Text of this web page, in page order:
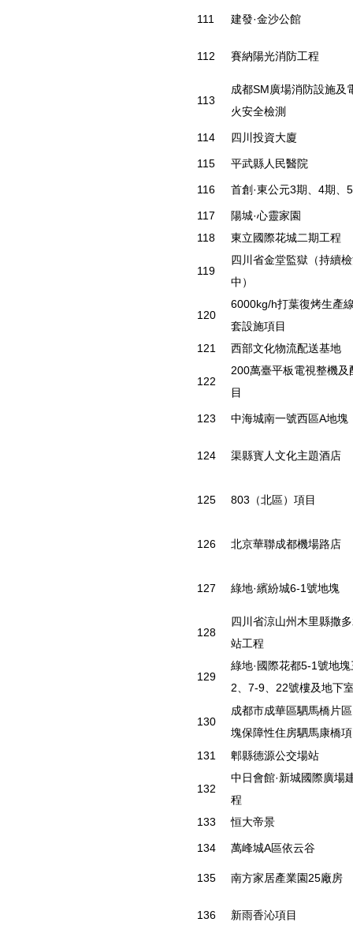
111 建發·金沙公館
112 賽納陽光消防工程
113
成都SM廣場消防設施及
火安全檢測
114 四川投資大廈
115 平武縣人民醫院
116 首創·東公元3期、4期、
117
陽城·心靈家園
118
東立國際花城二期工程
119
四川省金堂監獄（持續
中）
120
6000kg/h打葉復烤生產
套設施項目
121
西部文化物流配送基地
122
200萬臺平板電視整機及
目
123 中海城南一號西區A地塊
124 渠縣寳人文化主題酒店
125 803（北區）項目
126 北京華聯成都機場路店
127 綠地·繽紛城6-1號地塊
128
四川省涼山州木里縣撒
站工程
129
綠地·國際花都5-1號地
2、7-9、22號樓及地下
130
成都市成華區駟馬橋片
塊保障性住房駟馬康橋
131
郫縣德源公交場站
132
中日會館·新城國際廣場
程
133
恒大帝景
134 萬峰城A區依云谷
135 南方家居產業園25廠房
136 新雨香沁項目